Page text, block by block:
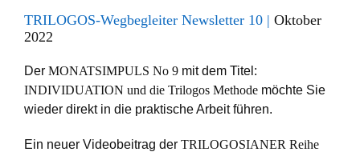
TRILOGOS-Wegbegleiter Newsletter 10 | Oktober
2022
Der MONATSIMPULS No 9 mit dem Titel:
INDIVIDUATION und die Trilogos Methode möchte Sie
wieder direkt in die praktische Arbeit führen.
Ein neuer Videobeitrag der TRILOGOSIANER Reihe